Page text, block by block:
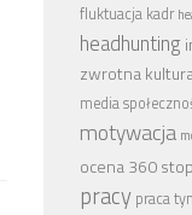
fluktuacja kadr
headhunting
zwrotna
media
motywacja
ocena 360
pracy praca